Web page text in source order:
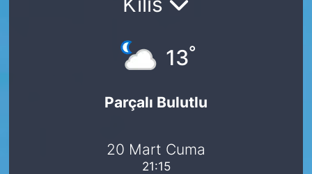
13°
Parçalı Bulutlu
20 Mart Cuma
21:15